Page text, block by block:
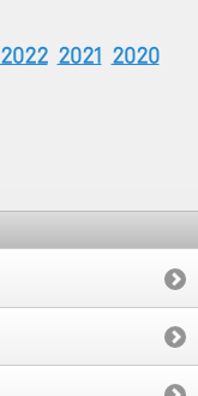
2022 2021
2020